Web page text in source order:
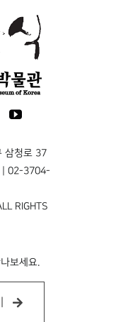
삼청로 37
| 02-3704-
RIGHTS
보세요.